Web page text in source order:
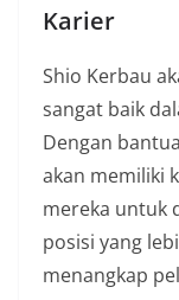
Karier
Shio Kerbau
sangat baik
Dengan
akan memiliki
mereka untuk
posisi yang
menangkap